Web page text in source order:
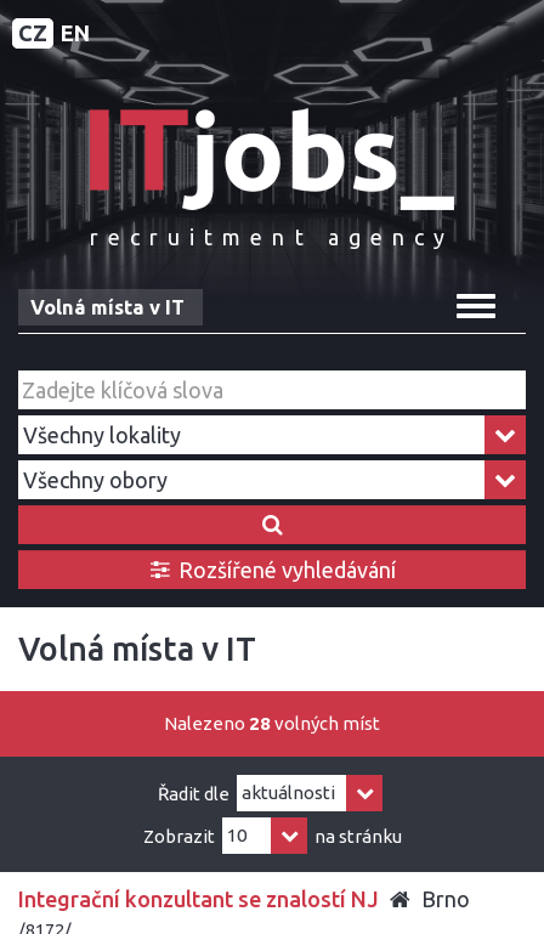
CZ EN
recruitment agency
Toggle
Volná místa v IT
Rozšířené vyhledávání
Volná místa v IT
Nalezeno 28volných míst
Řadit dle
Zobrazit na stránku
Integrační konzultant se znalostí NJ Brno